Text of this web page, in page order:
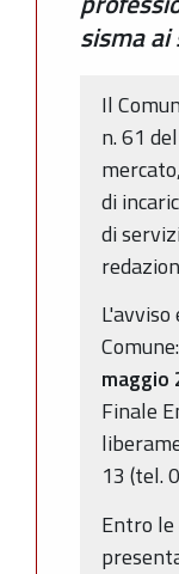
sisma
Il
n. 61
di
di
maggio
Finale
13 (tel.
Entro